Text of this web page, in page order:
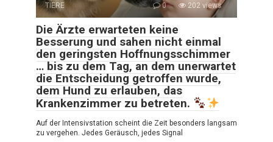
TIERE 0 202 views
Die Ärzte erwarteten keine
Besserung und sahen nicht einmal
den geringsten Hoffnungsschimmer
… bis zu dem Tag, an dem unerwartet
die Entscheidung getroffen wurde,
dem Hund zu erlauben, das
Krankenzimmer zu betreten.
Auf der Intensivstation scheint die Zeit besonders langsam
zu vergehen. Jedes Geräusch, jedes Signal